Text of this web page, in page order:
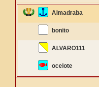
Almadraba
bonito
ALVARO111
ocelote